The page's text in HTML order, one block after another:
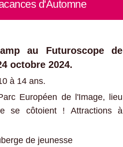
d'Automne
au Futuroscope de
octobre 2024.
à 14 ans.
Européen de l'Image, lieu
se côtoient ! Attractions à
de jeunesse